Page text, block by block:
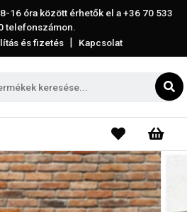
16 óra között érhetők el a+36 70 533
telefonszámon.
és fizetés | Kapcsolat